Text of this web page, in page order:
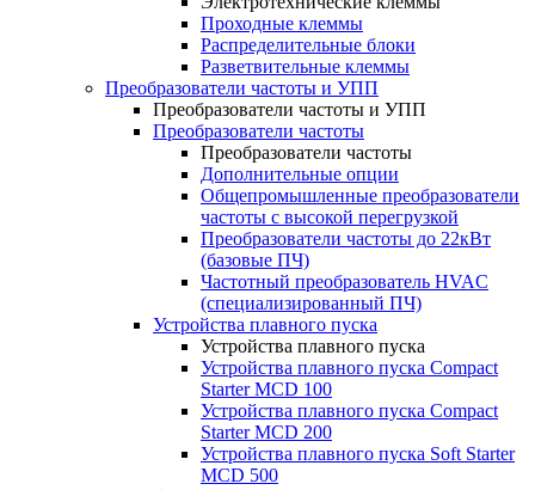
Проходные клеммы
Распределительные блоки
Разветвительные клеммы
Преобразователи частоты и УПП
Преобразователи частоты и УПП
Преобразователи частоты
Преобразователи частоты
Дополнительные опции
Общепромышленные преобразователи
частоты с высокой перегрузкой
Преобразователи частоты до 22кВт
(базовые ПЧ)
Частотный преобразователь HVAC
(специализированный ПЧ)
Устройства плавного пуска
Устройства плавного пуска
Устройства плавного пуска Compact
Starter MCD 100
Устройства плавного пуска Compact
Starter MCD 200
Устройства плавного пуска Soft Starter
MCD 500